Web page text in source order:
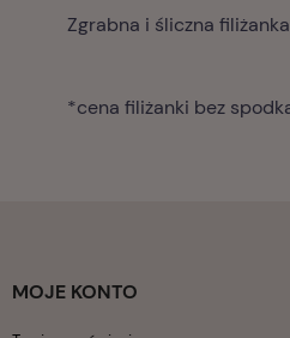
Zgrabna i śliczna
*cena filiżanki bez
MOJE KONTO